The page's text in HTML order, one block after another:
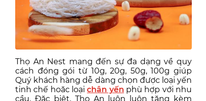
Thọ An Nest mang đến sự đa dạng về quy
cách đóng gói từ 10g, 20g, 50g, 100g giúp
Quý khách hàng dễ dàng chọn được loại yến
tinh chế hoăc loạichân yến phù hợp với nhu
cầu. Đặc biệt, Thọ An luôn luôn tặng kèm